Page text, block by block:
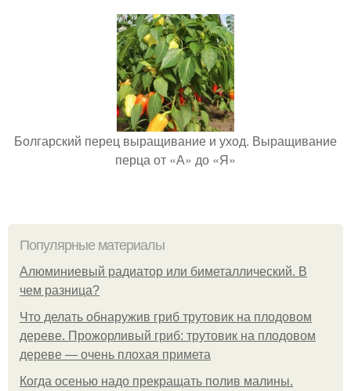
Болгарский перец выращивание и уход. Выращивание
перца от «А» до «Я»
Популярные материалы
Алюминиевый радиатор или биметаллический. В
чем разница?
Что делать обнаружив гриб трутовик на плодовом
дереве. Прожорливый гриб: трутовик на плодовом
дереве — очень плохая примета
Когда осенью надо прекращать полив малины.